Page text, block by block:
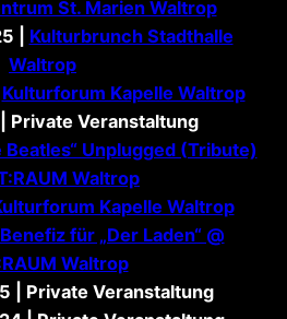
St. Marien Waltrop
| Kulturbrunch Stadthalle
Waltrop
Kulturforum Kapelle Waltrop
Private Veranstaltung
Beatles“ Unplugged (Tribute)
Waltrop
Kapelle Waltrop
Benefiz für „Der Laden“ @
Waltrop
| Private Veranstaltung